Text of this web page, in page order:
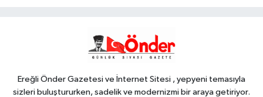
15:46
ALACAĞI DA BELİRLENDİ
Ereğli Önder Gazetesi ve İnternet Sitesi , yepyeni temasıyla
sizleri buluştururken, sadelik ve modernizmi bir araya getiriyor.